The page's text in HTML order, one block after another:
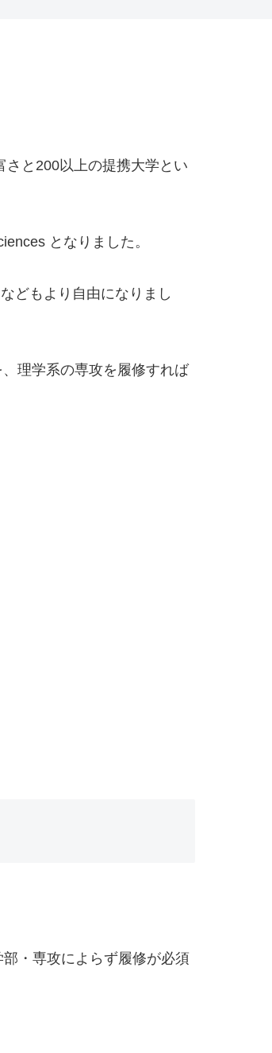
さと200以上の提携大学とい
となりました。
どもより自由になりまし
理学系の専攻を履修すれば
・専攻によらず履修が必須